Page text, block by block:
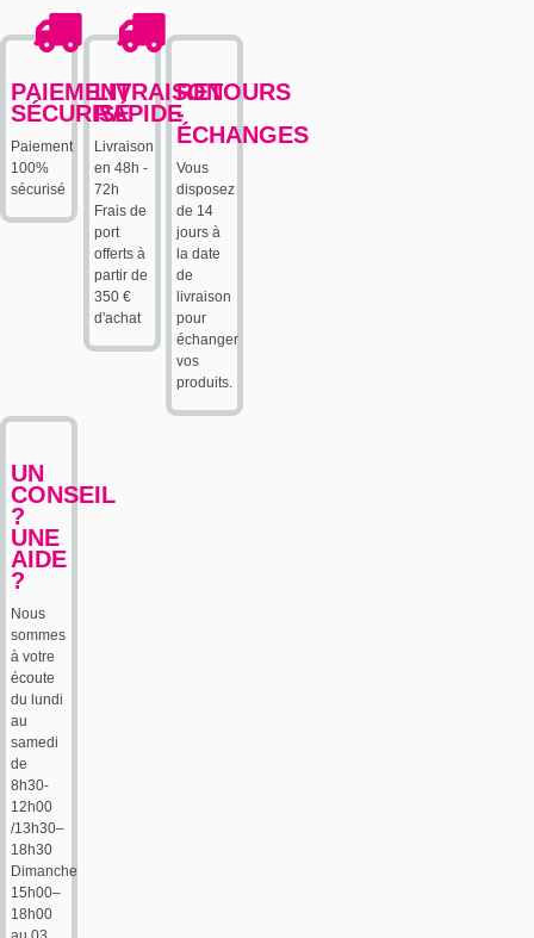
PAIEMENT
SÉCURISÉ
Paiement
100%
sécurisé
LIVRAISON
RAPIDE
Livraison
en 48h -
72h
Frais de
port
offerts à
partir de
350 €
d'achat
RETOURS
-
ÉCHANGES
Vous
disposez
de 14
jours à
la date
de
livraison
pour
échanger
vos
produits.
UN
CONSEIL
?
UNE
AIDE
?
Nous
sommes
à votre
écoute
du lundi
au
samedi
de
8h30-
12h00
/13h30–
18h30
Dimanche
15h00–
18h00